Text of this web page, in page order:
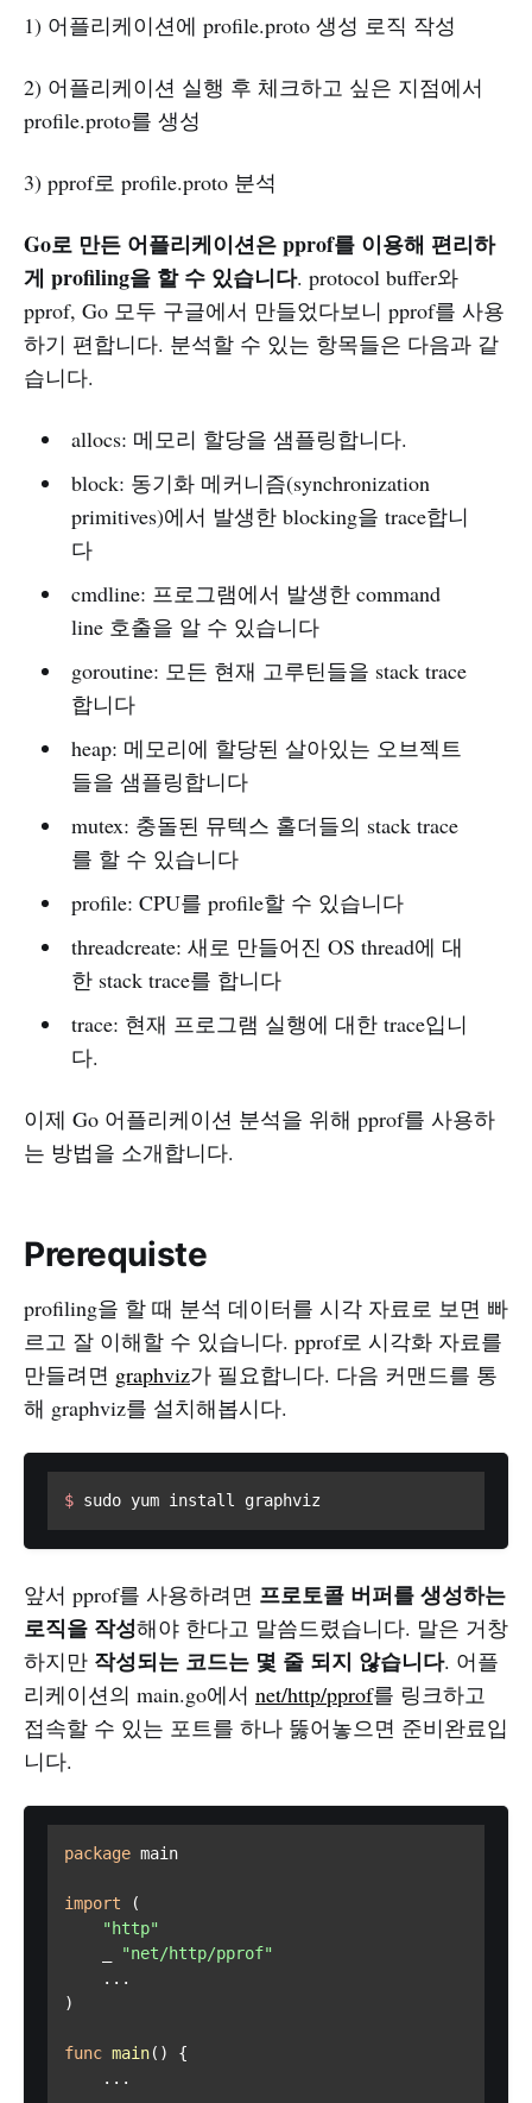
1) 어플리케이션에 profile.proto 생성 로직 작성
2) 어플리케이션 실행 후 체크하고 싶은 지점에서
profile.proto를 생성
3) pprof로 profile.proto 분석
Go로 만든 어플리케이션은 pprof를 이용해 편리하
게 profiling을 할 수 있습니다. protocol buffer와
pprof, Go 모두 구글에서 만들었다보니 pprof를 사용
하기 편합니다. 분석할 수 있는 항목들은 다음과 같
습니다.
allocs: 메모리 할당을 샘플링합니다.
block: 동기화 메커니즘(synchronization
primitives)에서 발생한 blocking을 trace합니
다
cmdline: 프로그램에서 발생한 command
line 호출을 알 수 있습니다
goroutine: 모든 현재 고루틴들을 stack trace
합니다
heap: 메모리에 할당된 살아있는 오브젝트
들을 샘플링합니다
mutex: 충돌된 뮤텍스 홀더들의 stack trace
를 할 수 있습니다
profile: CPU를 profile할 수 있습니다
threadcreate: 새로 만들어진 OS thread에 대
한 stack trace를 합니다
trace: 현재 프로그램 실행에 대한 trace입니
다.
이제 Go 어플리케이션 분석을 위해 pprof를 사용하
는 방법을 소개합니다.
Prerequiste
profiling을 할 때 분석 데이터를 시각 자료로 보면 빠
르고 잘 이해할 수 있습니다. pprof로 시각화 자료를
만들려면 graphviz가 필요합니다. 다음 커맨드를 통
해 graphviz를 설치해봅시다.
$ sudo yum install graphviz
앞서 pprof를 사용하려면 프로토콜 버퍼를 생성하는
로직을 작성해야 한다고 말씀드렸습니다. 말은 거창
하지만 작성되는 코드는 몇 줄 되지 않습니다. 어플
리케이션의 main.go에서 net/http/pprof를 링크하고
접속할 수 있는 포트를 하나 뚫어놓으면 준비완료입
니다.
package main
import (
"http"
"net/http/pprof"
    ...
)
func main()
{
    ...